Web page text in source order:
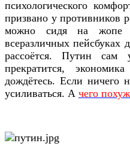
психологического
призвано у противников
можно сидя на жопе
всеразличных пейсбуках
рассоётся. Путин сам
прекратится,
дождётесь. Если ничего
усиливаться. А чего